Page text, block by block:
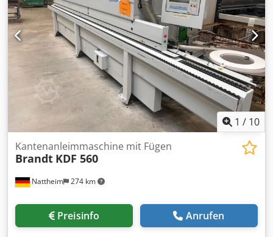
1 / 10
Nattheim 274 km
Kantenanleimmaschine mit Fügen
Brandt KDF 560
Preisinfo Anrufen